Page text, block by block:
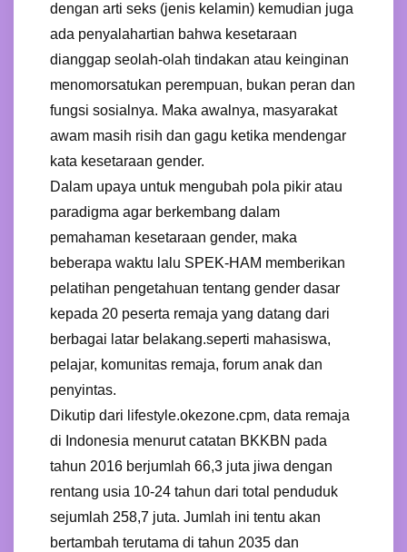
dengan arti seks (jenis kelamin) kemudian juga
ada penyalahartian bahwa kesetaraan
dianggap seolah-olah tindakan atau keinginan
menomorsatukan perempuan, bukan peran dan
fungsi sosialnya. Maka awalnya, masyarakat
awam masih risih dan gagu ketika mendengar
kata kesetaraan gender.
Dalam upaya untuk mengubah pola pikir atau
paradigma agar berkembang dalam
pemahaman kesetaraan gender, maka
beberapa waktu lalu SPEK-HAM memberikan
pelatihan pengetahuan tentang gender dasar
kepada 20 peserta remaja yang datang dari
berbagai latar belakang.seperti mahasiswa,
pelajar, komunitas remaja, forum anak dan
penyintas.
Dikutip dari lifestyle.okezone.cpm, data remaja
di Indonesia menurut catatan BKKBN pada
tahun 2016 berjumlah 66,3 juta jiwa dengan
rentang usia 10-24 tahun dari total penduduk
sejumlah 258,7 juta. Jumlah ini tentu akan
bertambah terutama di tahun 2035 dan